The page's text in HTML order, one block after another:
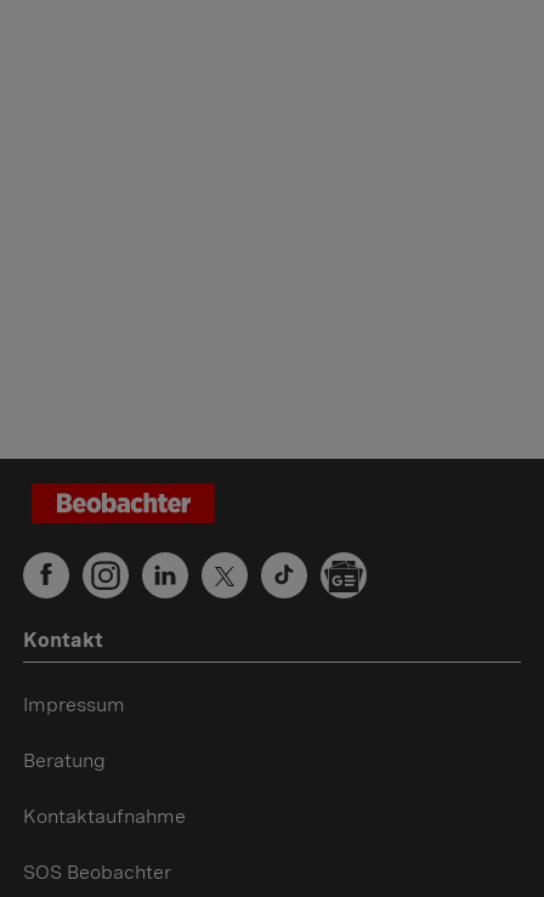
Kontakt
Impressum
Beratung
Kontaktaufnahme
SOS Beobachter